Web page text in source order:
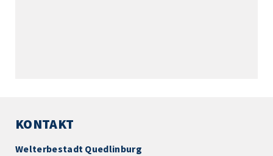
KONTAKT
Welterbestadt Quedlinburg